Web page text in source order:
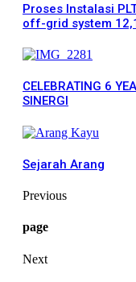
Proses Instalasi
off-grid system
CELEBRATING 6
SINERGI
Sejarah Arang
Previous
page
Next